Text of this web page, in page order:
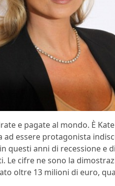
e pagate al mondo. È
ad essere protagonista
anni di recessione e di
Le cifre ne sono la
oltre 13 milioni di euro,